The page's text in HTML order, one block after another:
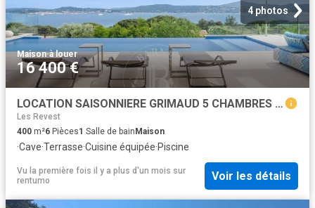
4 photos
Maison·à louer
16 400 €
LOCATION SAISONNIERE GRIMAUD 5 CHAMBRES PISCINE A DEBORDEMENT
Les Revest
400 m²6 Pièces1 Salle de bain Maison
·Cave·Terrasse·Cuisine équipée·Piscine
Vu la première fois il y a plus d'un mois sur
rentumo
Voir les détails